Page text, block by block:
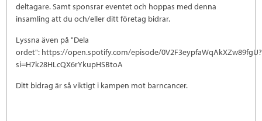
deltagare. Samt sponsrar eventet och hoppas med denna
insamling att du och/eller ditt företag bidrar.
Lyssna även på "Dela
ordet": https://open.spotify.com/episode/0V2F3eypfaWqAkXZw89fgU?
si=H7k28HLcQX6rYkupHSBtoA
Ditt bidrag är så viktigt i kampen mot barncancer.